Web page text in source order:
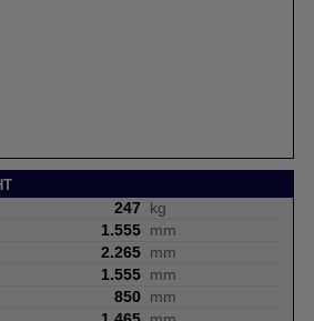
247
kg
1.555 mm
2.265 mm
1.555 mm
850
mm